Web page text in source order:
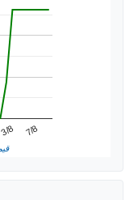
3/8 7/8